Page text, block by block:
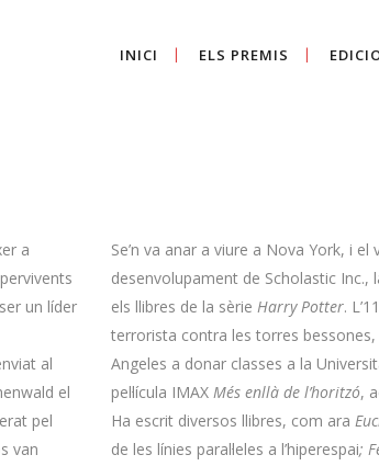
INICI ELS PREMIS
a
un líder
al
el
pel
van
Se’n va anar a viure a Nova York, i
desenvolupament de Scholastic Inc.,
els llibres de la sèrie Harry Potter.
terrorista contra les torres
Angeles a donar classes a la
pel·lícula IMAX Més enllà de l’horitzó,
Ha escrit diversos llibres, com ara
de les línies paral·leles a l’hiperespai;